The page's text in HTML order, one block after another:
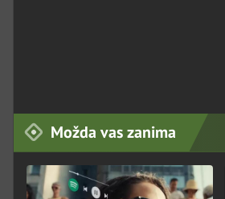
Možda vas zanima